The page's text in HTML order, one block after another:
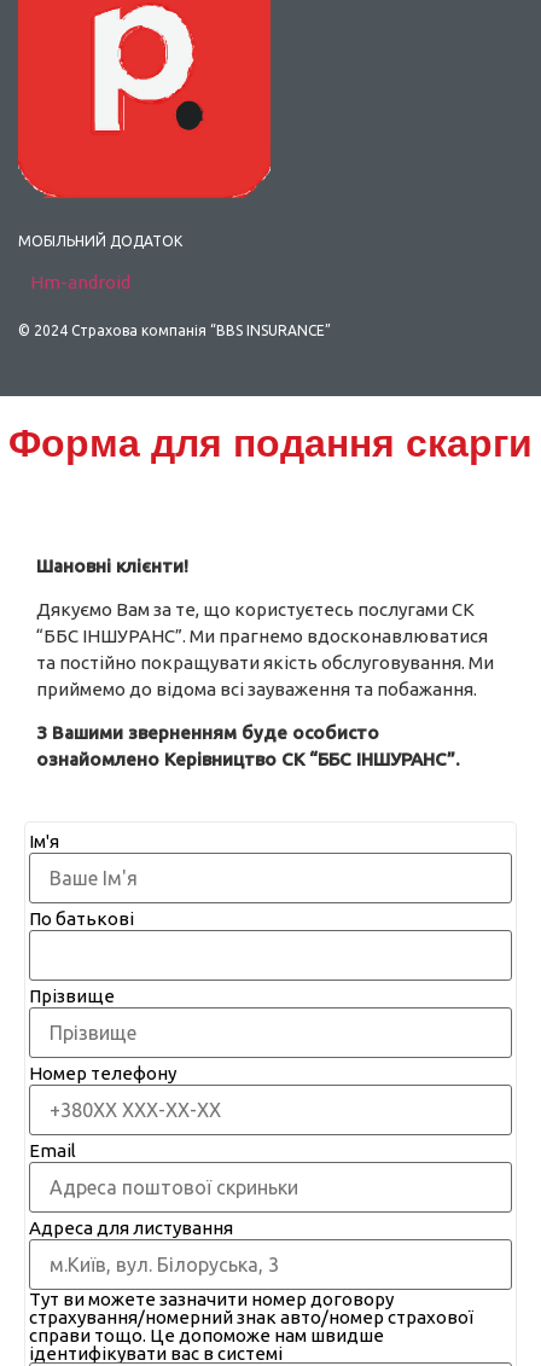
МОБІЛЬНИЙ ДОДАТОК
Hm-android
© 2024 Страхова компанія “BBS INSURANCE”
Up
Форма для подання скарги
Шановні клієнти!
Дякуємо Вам за те, що користуєтесь послугами СК
“ББС ІНШУРАНС”. Ми прагнемо вдосконавлюватися
та постійно покращувати якість обслуговування. Ми
приймемо до відома всі зауваження та побажання.
З Вашими зверненням буде особисто
ознайомлено Керівництво СК “ББС ІНШУРАНС”.
Ім'я
По батькові
Прізвище
Номер телефону
Email
Адреса для листування
Тут ви можете зазначити номер договору
страхування/номерний знак авто/номер страхової
справи тощо. Це допоможе нам швидше
ідентифікувати вас в системі